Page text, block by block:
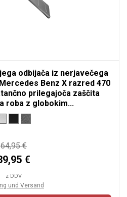
odbijača iz nerjavečega
Benz X razred 470
prilegajoča zaščita
roba z globokim...
64,95 €
€
z DDV
und Versand